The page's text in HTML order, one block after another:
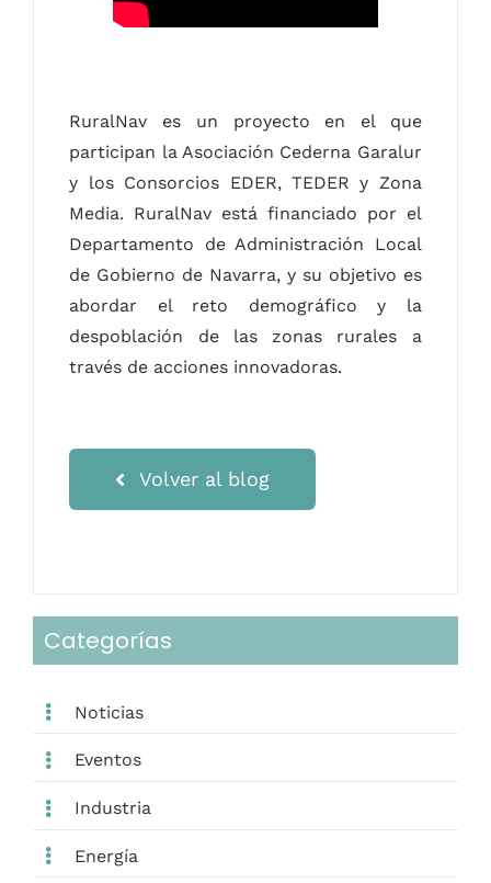
RuralNav es un proyecto en el que
participan la Asociación Cederna Garalur
y los Consorcios EDER, TEDER y Zona
Media. RuralNav está financiado por el
Departamento de Administración Local
de Gobierno de Navarra, y su objetivo es
abordar el reto demográfico y la
despoblación de las zonas rurales a
través de acciones innovadoras.
Volver al blog
Categorías
Noticias
Eventos
Industria
Energía